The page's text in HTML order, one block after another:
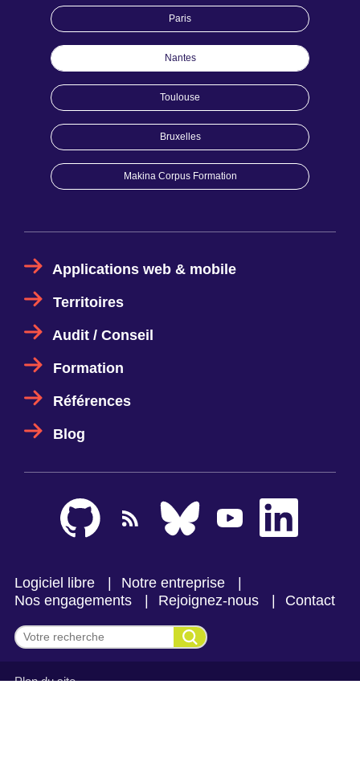
Applications web & mobile
Territoires
Audit / Conseil
Formation
Références
Blog
Paris
Nantes
Toulouse
Bruxelles
Makina Corpus Formation
Logiciel libre
Notre entreprise
Nos engagements
Rejoignez-nous Contact
Effectuer une recherche
Plan du site